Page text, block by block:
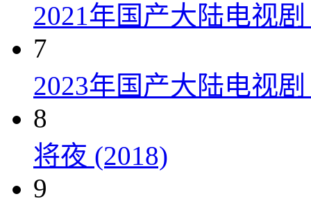
2021年国产大陆电视
7
2023年国产大陆电视
8
将夜 (2018)
9